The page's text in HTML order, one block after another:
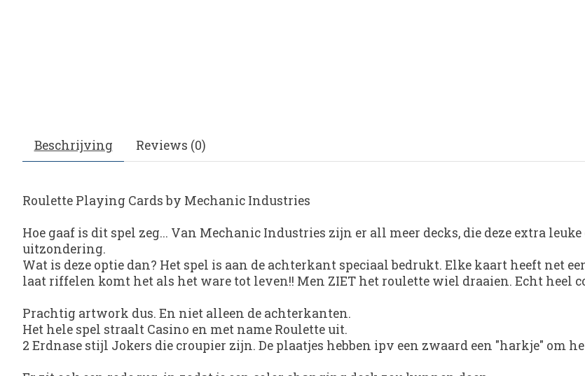
Beschrijving Reviews (0)
Roulette Playing Cardsby Mechanic Industries
Hoe gaaf is dit spel zeg... Van Mechanic Industries zijn er all meer decks, die deze extra
uitzondering.
Wat is deze optie dan? Het spel is aan de achterkant speciaal bedrukt. Elke kaart heeft net
laat riffelen komt het als het ware tot leven!! Men ZIET het roulette wiel draaien. Echt heel
Prachtig artwork dus. En niet alleen de achterkanten.
Het hele spel straalt Casino en met name Roulette uit.
2 Erdnase stijl Jokers die croupier zijn. De plaatjes hebben ipv een zwaard een "harkje" om